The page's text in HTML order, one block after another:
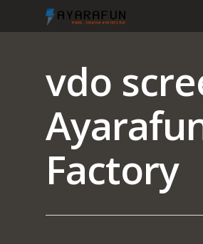
Hit enter to search or ESC to
vdo
Factory